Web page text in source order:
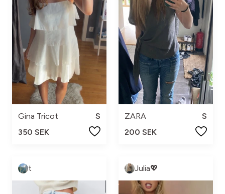
Gina Tricot
S
350 SEK
ZARA
S
200 SEK
t Julia💖